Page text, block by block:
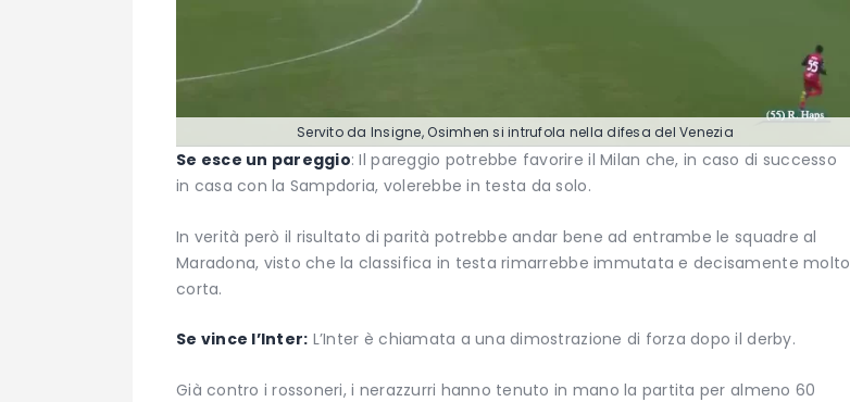
Servito da Insigne, Osimhen si intrufola nella difesa del Venezia
Se esce un pareggio: Il pareggio potrebbe favorire il Milan che, in caso di successo
in casa con la Sampdoria, volerebbe in testa da solo.
In verità però il risultato di parità potrebbe andar bene ad entrambe le squadre al
Maradona, visto che la classifica in testa rimarrebbe immutata e decisamente molto
corta.
Se vince l’Inter: L’Inter è chiamata a una dimostrazione di forza dopo il derby.
Già contro i rossoneri, i nerazzurri hanno tenuto in mano la partita per almeno 60